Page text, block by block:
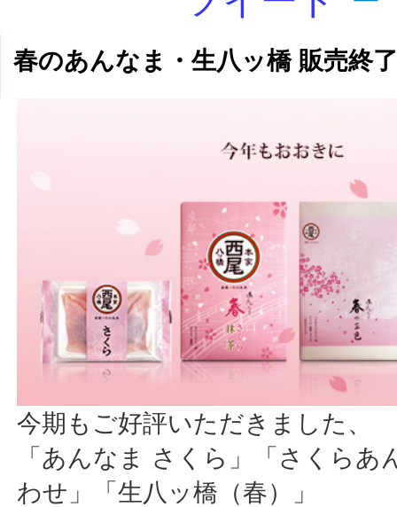
春のあんなま・生八ッ橋 販売終
今期もご好評いただきました、
「あんなま さくら」「さくらあ
わせ」「生八ッ橋（春）」